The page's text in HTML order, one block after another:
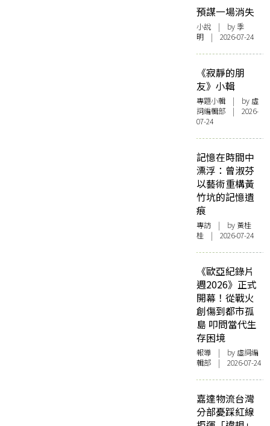
預謀一場消失
小說 | by 季
明 | 2026-07-24
《寂靜的朋
友》小輯
專題小輯 | by 虛
詞編輯部 | 2026-
07-24
記憶在時間中
漂浮：曾淑芬
以藝術重構黃
竹坑的記憶遺
痕
專訪 | by 黃桂
桂 | 2026-07-24
《歐亞紀錄片
週2026》正式
開幕！從戰火
創傷到都市孤
島 叩問當代生
存困境
報導 | by 虛詞編
輯部 | 2026-07-24
嘉達物流台灣
分部憂踩紅線